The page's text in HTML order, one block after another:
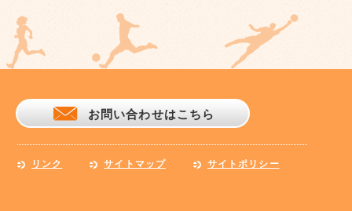
お問い合わせはこちら
リンク サイトマップ サイトポリシー